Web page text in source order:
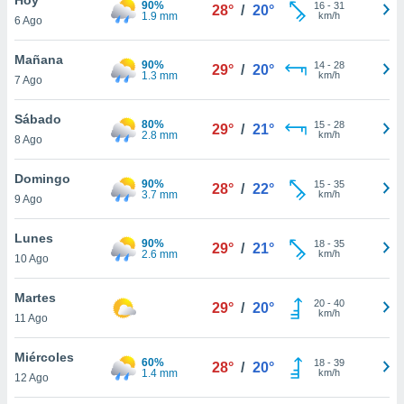
y
en
más
de
6 Ago
90%
1.9 mm
28° / 20° 16- 31
km/h
Mañana
7 Ago
90%
1.3 mm
29° / 20° 14- 28
km/h
Sábado
8 Ago
80%
2.8 mm
29° / 21° 15- 28
km/h
Domingo
9 Ago
90%
3.7 mm
28° / 22° 15- 35
km/h
Lunes
10 Ago
90%
2.6 mm
29° / 21° 18- 35
km/h
Martes
11 Ago
29° / 20° 20- 40
km/h
Miércoles
12 Ago
60%
1.4 mm
28° / 20° 18- 39
km/h